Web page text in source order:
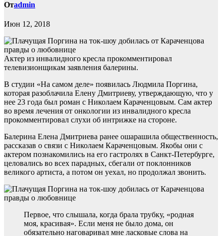
Отadmin
Июн 12, 2018
Актер из инвалидного кресла прокомментировал
телевизионщикам заявления балерины.
В студии «На самом деле» появилась Людмила Поргина,
которая разоблачила Елену Дмитриеву, утверждающую, что у
нее 23 года был роман с Николаем Караченцовым. Сам актер
во время лечения от онкологии из инвалидного кресла
прокомментировал слухи об интрижке на стороне.
Балерина Елена Дмитриева ранее ошарашила общественность,
рассказав о связи с Николаем Караченцовым. Якобы они с
актером познакомились на его гастролях в Санкт-Петербурге,
целовались во всех парадных, сбегали от поклонников
великого артиста, а потом он уехал, но продолжал звонить.
Первое, что слышала, когда брала трубку, «родная
моя, красивая». Если меня не было дома, он
обязательно наговаривал мне ласковые слова на